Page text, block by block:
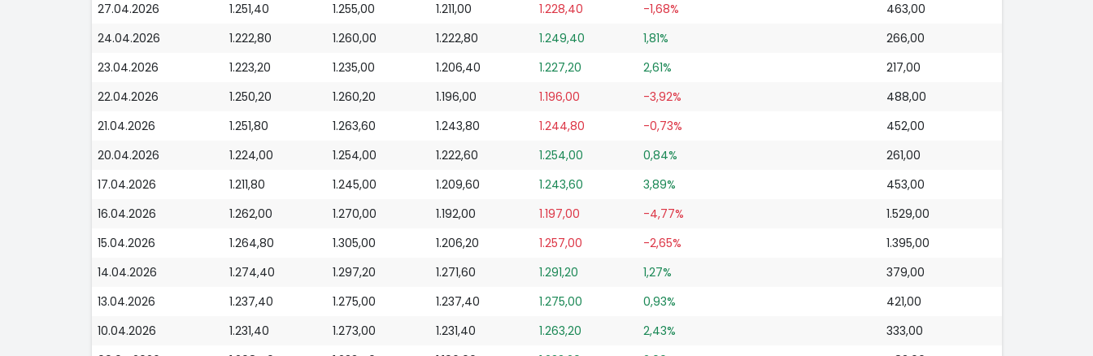
27.04.2026
1.251,40 1.255,00 1.211,00 1.228,40 -1,68%
463,00
24.04.2026
1.222,80 1.260,00 1.222,80 1.249,40 1,81%
266,00
23.04.2026
1.223,20 1.235,00 1.206,40 1.227,20 2,61%
217,00
22.04.2026
1.250,20 1.260,20 1.196,00 1.196,00 -3,92%
488,00
21.04.2026
1.251,80 1.263,60 1.243,80 1.244,80 -0,73%
452,00
20.04.2026
1.224,00 1.254,00 1.222,60 1.254,00 0,84%
261,00
17.04.2026
1.211,80 1.245,00 1.209,60 1.243,60 3,89%
453,00
16.04.2026
1.262,00 1.270,00 1.192,00 1.197,00 -4,77%
1.529,00
15.04.2026
1.264,80 1.305,00 1.206,20 1.257,00 -2,65%
1.395,00
14.04.2026
1.274,40 1.297,20 1.271,60 1.291,20 1,27%
379,00
13.04.2026
1.237,40 1.275,00 1.237,40 1.275,00 0,93%
421,00
10.04.2026
1.231,40 1.273,00 1.231,40 1.263,20 2,43%
333,00